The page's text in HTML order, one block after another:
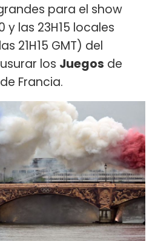
para el show
y las 23H15 locales
21H15 GMT) del
los Juegos de
Francia.